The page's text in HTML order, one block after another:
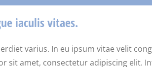
iaculis vitaes.
varius. In eu ipsum vitae velit
sit amet, consectetur adipiscing elit.